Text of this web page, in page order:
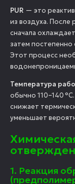
PUR — это
из воздуха. После
сначала
затем постепенно
Этот процесс
Температура
обычно 110–140
снижает
уменьшает
1. Реакция